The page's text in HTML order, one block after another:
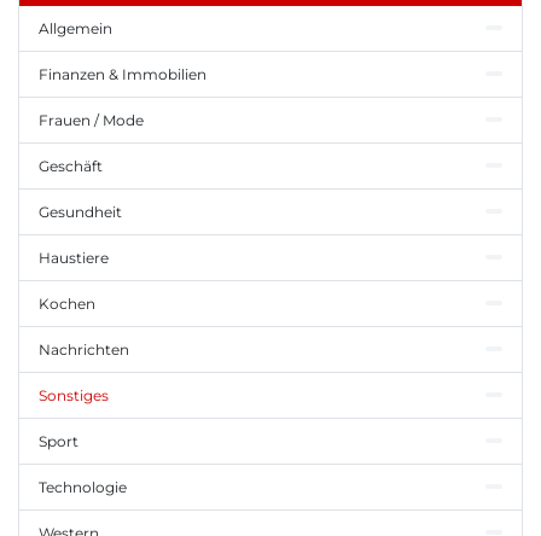
Allgemein
Finanzen & Immobilien
Frauen / Mode
Geschäft
Gesundheit
Haustiere
Kochen
Nachrichten
Sonstiges
Sport
Technologie